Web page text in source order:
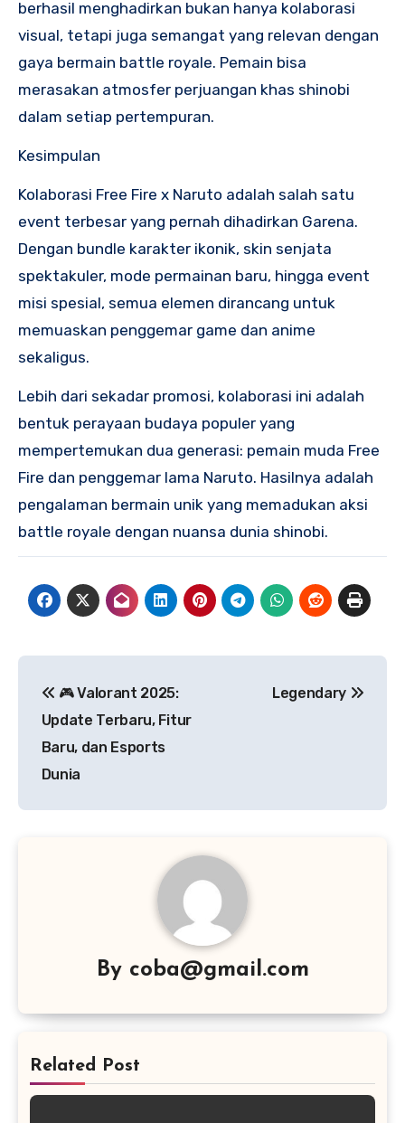
berhasil menghadirkan bukan hanya kolaborasi
visual, tetapi juga semangat yang relevan dengan
gaya bermain battle royale. Pemain bisa
merasakan atmosfer perjuangan khas shinobi
dalam setiap pertempuran.
Kesimpulan
Kolaborasi Free Fire x Naruto adalah salah satu
event terbesar yang pernah dihadirkan Garena.
Dengan bundle karakter ikonik, skin senjata
spektakuler, mode permainan baru, hingga event
misi spesial, semua elemen dirancang untuk
memuaskan penggemar game dan anime
sekaligus.
Lebih dari sekadar promosi, kolaborasi ini adalah
bentuk perayaan budaya populer yang
mempertemukan dua generasi: pemain muda Free
Fire dan penggemar lama Naruto. Hasilnya adalah
pengalaman bermain unik yang memadukan aksi
battle royale dengan nuansa dunia shinobi.
pos
🎮 Valorant 2025:
Update Terbaru, Fitur
Baru, dan Esports
Dunia
Legendary
By coba@gmail.com
Related Post